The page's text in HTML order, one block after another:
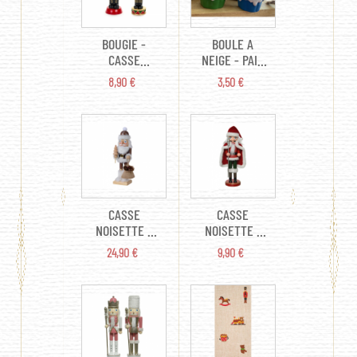
BOUGIE -
CASSE
NOISETTE
(MODÈLE AU
PRIX
8,90 €
BOULE A
NEIGE - PAIN
D'ÉPICE (EN
VERRE 5CM)
PRIX
3,50 €
CASSE
NOISETTE -
DE LA FORÊT
(38CM)
PRIX
24,90 €
CASSE
NOISETTE -
PÈRE NOËL
(28CM)
PRIX
9,90 €